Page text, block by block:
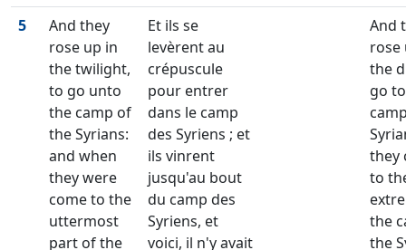
5
And they
rose up in
the twilight,
to go unto
the camp of
the Syrians:
and when
they were
come to the
uttermost
part of the
Et ils se
levèrent au
crépuscule
pour entrer
dans le camp
des Syriens ; et
ils vinrent
jusqu'au bout
du camp des
Syriens, et
voici, il n'y avait
And
rose
the
go
they
to
the
the